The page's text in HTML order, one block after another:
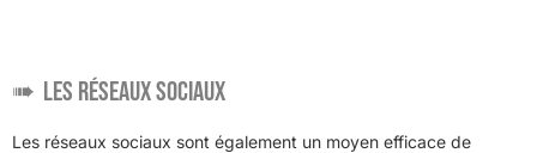
Les réseaux sociaux
Les réseaux sociaux sont également un moyen efficace de